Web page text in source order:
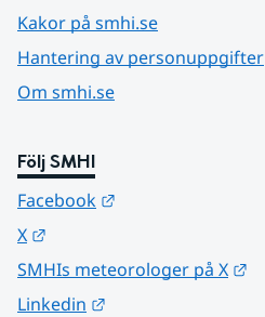
Kakor på smhi.se
Hantering av personuppgifter
Om smhi.se
Följ SMHI
Facebook
X
SMHIs meteorologer på X
Linkedin